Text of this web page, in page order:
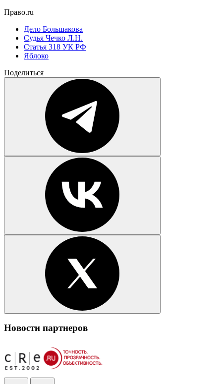
Право.ru
Дело Большакова
Судья Чечко Л.Н.
Статья 318 УК РФ
Яблоко
Поделиться
Новости партнеров